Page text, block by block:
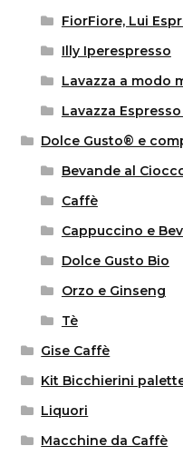
FiorFiore, Lui
Illy Iperespresso
Lavazza a modo
Lavazza
Dolce Gusto® e
Bevande al
Caffè
Cappuccino e
Dolce Gusto Bio
Orzo e Ginseng
Tè
Gise Caffè
Kit Bicchierini
Liquori
Macchine da Caffè